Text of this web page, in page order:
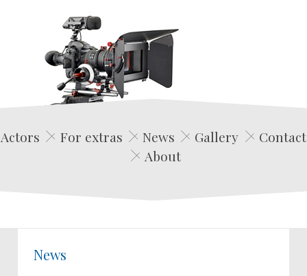
Edwin Film Agencja Aktorska
Actors For extras News Gallery
Contact
About
News